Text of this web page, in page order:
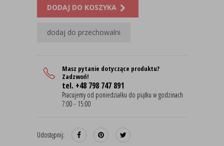
DODAJ DO KOSZYKA
dodaj do przechowalni
Masz pytanie dotyczące produktu?
Zadzwoń!
tel. +48 798 747 891
Pracujemy od poniedziałku do piątku w godzinach
7:00 - 15:00
Udostępnij: